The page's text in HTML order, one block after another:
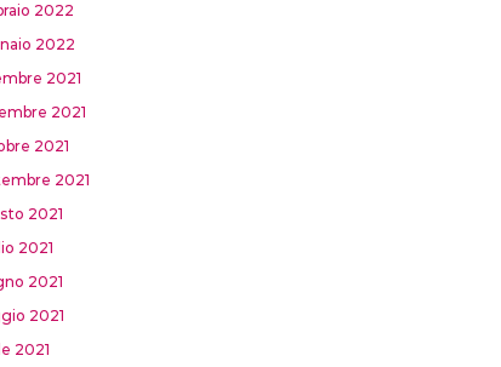
2022
2022
2021
2021
2021
2021
2021
2021
2021
2021
2021